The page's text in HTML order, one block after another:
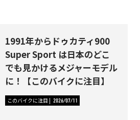
1991年からドゥカティ900
Super Sport は日本のどこ
でも見かけるメジャーモデル
に！【このバイクに注目】
このバイクに注目 2026/07/11